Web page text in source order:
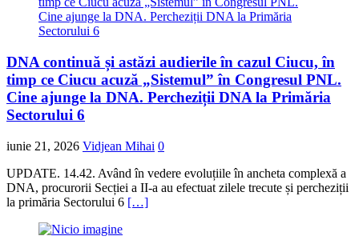
DNA continuă și astăzi audierile în cazul Ciucu, în
timp ce Ciucu acuză „Sistemul” în Congresul PNL.
Cine ajunge la DNA. Percheziții DNA la Primăria
Sectorului 6
iunie 21, 2026 Vidjean Mihai 0
UPDATE. 14.42. Având în vedere evoluțiile în ancheta complexă a
DNA, procurorii Secției a II-a au efectuat zilele trecute și percheziții
la primăria Sectorului 6 […]